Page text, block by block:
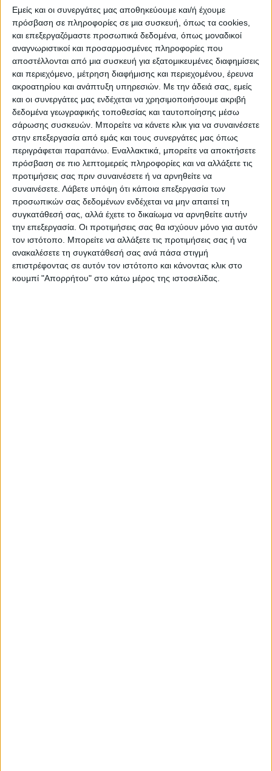
Εμείς και οι συνεργάτες μας αποθηκεύουμε και/ή έχουμε
πρόσβαση σε πληροφορίες σε μια συσκευή, όπως τα cookies,
και επεξεργαζόμαστε προσωπικά δεδομένα, όπως μοναδικοί
αναγνωριστικοί και προσαρμοσμένες πληροφορίες που
αποστέλλονται από μια συσκευή για εξατομικευμένες διαφημίσεις
και περιεχόμενο, μέτρηση διαφήμισης και περιεχομένου, έρευνα
ακροατηρίου και ανάπτυξη υπηρεσιών. Με την άδειά σας, εμείς
και οι συνεργάτες μας ενδέχεται να χρησιμοποιήσουμε ακριβή
δεδομένα γεωγραφικής τοποθεσίας και ταυτοποίησης μέσω
σάρωσης συσκευών. Μπορείτε να κάνετε κλικ για να συναινέσετε
στην επεξεργασία από εμάς και τους συνεργάτες μας όπως
περιγράφεται παραπάνω. Εναλλακτικά, μπορείτε να αποκτήσετε
πρόσβαση σε πιο λεπτομερείς πληροφορίες και να αλλάξετε τις
προτιμήσεις σας πριν συναινέσετε ή να αρνηθείτε να
συναινέσετε. Λάβετε υπόψη ότι κάποια επεξεργασία των
προσωπικών σας δεδομένων ενδέχεται να μην απαιτεί τη
συγκατάθεσή σας, αλλά έχετε το δικαίωμα να αρνηθείτε αυτήν
την επεξεργασία. Οι προτιμήσεις σας θα ισχύουν μόνο για αυτόν
τον ιστότοπο. Μπορείτε να αλλάξετε τις προτιμήσεις σας ή να
ανακαλέσετε τη συγκατάθεσή σας ανά πάσα στιγμή
επιστρέφοντας σε αυτόν τον ιστότοπο και κάνοντας κλικ στο
κουμπί "Απορρήτου" στο κάτω μέρος της ιστοσελίδας.
Θεσσαλία
ΝΕΟΣ ΑΓΩΝ
Η Αρχαιότερη Καθημερινή Πρωινή Εφημερίδα της Καρδίτσας
ΠΑΡΟΜΟΙΑ ΑΡΘΡΑ